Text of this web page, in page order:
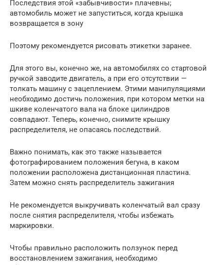
Последствия этой «забывчивости» плачевны;
автомобиль может не запуститься, когда крышка
возвращается в зону
Поэтому рекомендуется рисовать этикетки заранее.
Для этого вы, конечно же, на автомобилях со стартовой
ручкой заводите двигатель, а при его отсутствии —
толкать машину с зацеплением. Этими манипуляциями
необходимо достичь положения, при котором метки на
шкиве коленчатого вала на блоке цилиндров
совпадают. Теперь, конечно, снимите крышку
распределителя, не опасаясь последствий.
Важно понимать, как это также называется
фотографированием положения бегуна, в каком
положении расположена дистанционная пластина.
Затем можно снять распределитель зажигания
Не рекомендуется выкручивать коленчатый вал сразу
после снятия распределителя, чтобы избежать
маркировки.
Чтобы правильно расположить ползунок перед
восстановлением зажигания, необходимо